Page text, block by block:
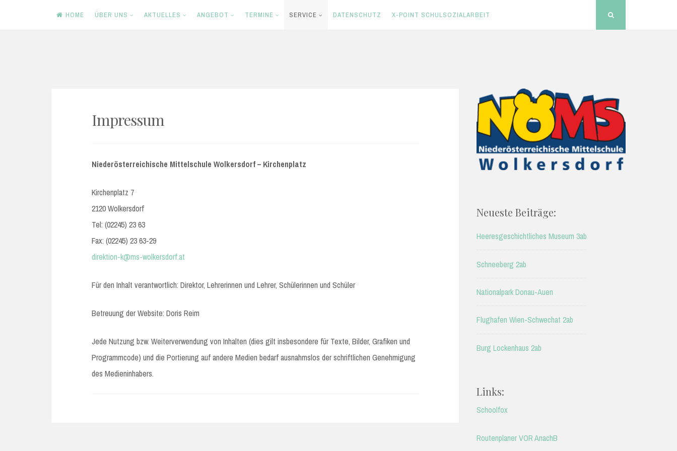
HOME ÜBER UNS AKTUELLES ANGEBOT TERMINE SERVICE DATENSCHUTZ X-POINT SCHULSOZIALARBEIT
Impressum
Niederösterreichische Mittelschule Wolkersdorf – Kirchenplatz
Kirchenplatz 7
2120 Wolkersdorf
Tel: (02245) 23 63
Fax: (02245) 23 63-29
direktion-k@ms-wolkersdorf.at
Für den Inhalt verantwortlich: Direktor, Lehrerinnen und Lehrer, Schülerinnen und Schüler
Betreuung der Website: Doris Reim
Jede Nutzung bzw. Weiterverwendung von Inhalten (dies gilt insbesondere für Texte, Bilder, Grafiken und
Programmcode) und die Portierung auf andere Medien bedarf ausnahmslos der schriftlichen Genehmigung
des Medieninhabers.
Neueste Beiträge:
Heeresgeschichtliches Museum 3ab
Schneeberg 2ab
Nationalpark Donau-Auen
Flughafen Wien-Schwechat 2ab
Burg Lockenhaus 2ab
Links:
Schoolfox
Routenplaner VOR AnachB